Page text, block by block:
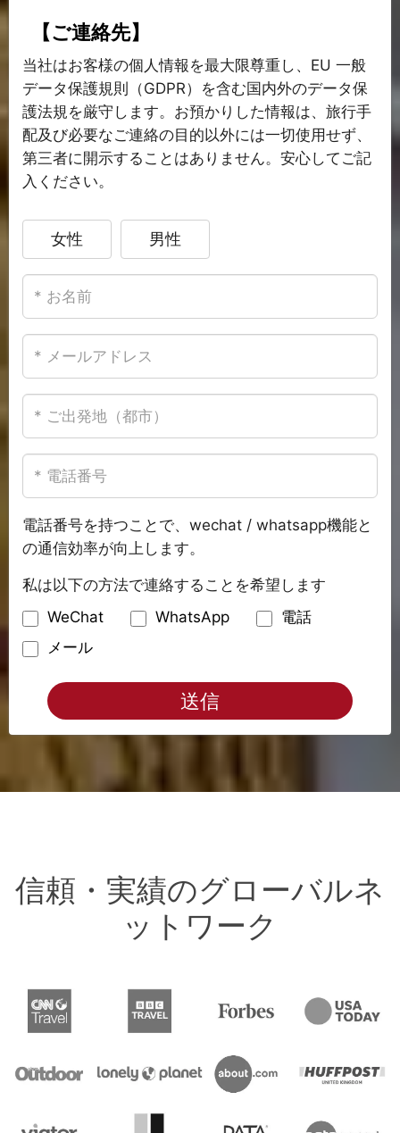
【ご連絡先】
当社はお客様の個人情報を最大限尊重し、EU 一般
データ保護規則（GDPR）を含む国内外のデータ保
護法規を厳守します。お預かりした情報は、旅行手
配及び必要なご連絡の目的以外には一切使用せず、
第三者に開示することはありません。安心してご記
入ください。
女性 男性
電話番号を持つことで、wechat / whatsapp機能と
の通信効率が向上します。
私は以下の方法で連絡することを希望します
WeChat
WhatsApp
電話
メール
送信
信頼・実績のグローバルネ
ットワーク